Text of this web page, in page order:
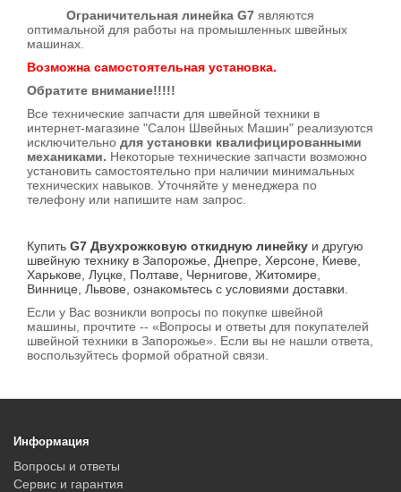
Ограничительная линейка G7 являются
оптимальной для работы на промышленных швейных
машинах.
Возможна самостоятельная установка.
Обратите внимание!!!!!
Все технические запчасти для швейной техники в
интернет-магазине "Салон Швейных Машин" реализуются
исключительно для установки квалифицированными
механиками. Некоторые технические запчасти возможно
установить самостоятельно при наличии минимальных
технических навыков. Уточняйте у менеджера по
телефону или напишите нам запрос.
Купить G7 Двухрожковую откидную линейку и другую
швейную технику в Запорожье, Днепре, Херсоне, Киеве,
Харькове, Луцке, Полтаве, Чернигове, Житомире,
Виннице, Львове, ознакомьтесь с условиями доставки.
Если у Вас возникли вопросы по покупке швейной
машины, прочтите -- «Вопросы и ответы для покупателей
швейной техники в Запорожье». Если вы не нашли ответа,
воспользуйтесь формой обратной связи.
Информация
Вопросы и ответы
Сервис и гарантия